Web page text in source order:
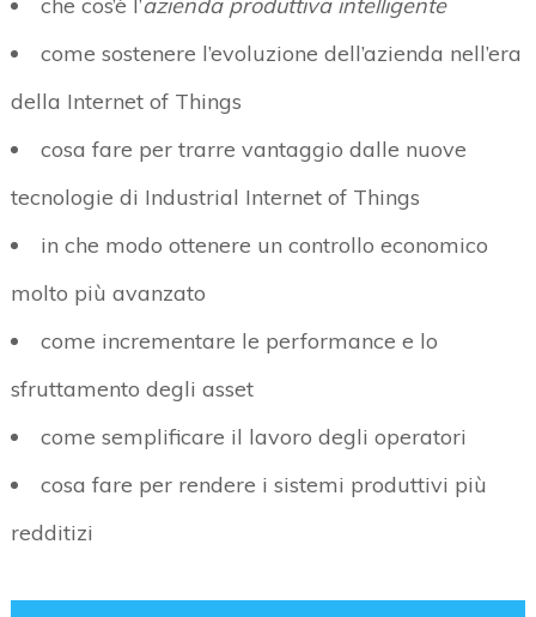
che cos’è l’azienda produttiva intelligente
come sostenere l’evoluzione dell’azienda nell’era
della Internet of Things
cosa fare per trarre vantaggio dalle nuove
tecnologie di Industrial Internet of Things
in che modo ottenere un controllo economico
molto più avanzato
come incrementare le performance e lo
sfruttamento degli asset
come semplificare il lavoro degli operatori
cosa fare per rendere i sistemi produttivi più
redditizi